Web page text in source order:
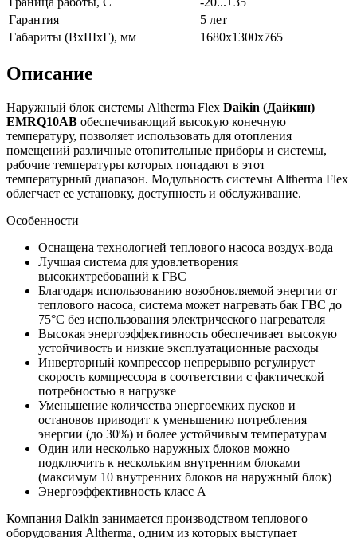
Гарантия
5 лет
Габариты (ВхШхГ), мм
1680х1300х765
Описание
Наружный блок системы Altherma Flex Daikin (Дайкин)
EMRQ10AB обеспечивающий высокую конечную
температуру, позволяет использовать для отопления
помещений различные отопительные приборы и системы,
рабочие температуры которых попадают в этот
температурный диапазон. Модульность системы Altherma Flex
облегчает ее установку, доступность и обслуживание.
Особенности
Оснащена технологией теплового насоса воздух-вода
Лучшая система для удовлетворения
высокихтребований к ГВС
Благодаря использованию возобновляемой энергии от
теплового насоса, система может нагревать бак ГВС до
75°C без использования электрического нагревателя
Высокая энергоэффективность обеспечивает высокую
устойчивость и низкие эксплуатационные расходы
Инверторный компрессор непрерывно регулирует
скорость компрессора в соответствии с фактической
потребностью в нагрузке
Уменьшение количества энергоемких пусков и
остановов приводит к уменьшению потребления
энергии (до 30%) и более устойчивым температурам
Один или несколько наружных блоков можно
подключить к нескольким внутренним блоками
(максимум 10 внутренних блоков на наружный блок)
Энергоэффективность класс A
Компания Daikin занимается производством теплового
оборудования Altherma, одним из которых выступает